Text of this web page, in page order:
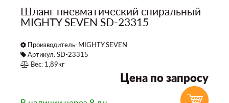
Шланг пневматический спиральный
MIGHTY SEVEN SD-23315
Производитель: MIGHTY SEVEN
Артикул: SD-23315
Вес: 1,89кг
Цена по запросу